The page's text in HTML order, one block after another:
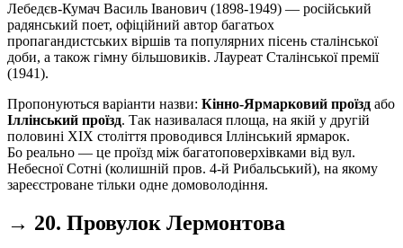
Лебедєв-Кумач Василь Іванович (1898-1949) — російський
радянський поет, офіційний автор багатьох
пропагандистських віршів та популярних пісень сталінської
доби, а також гімну більшовиків. Лауреат Сталінської премії
(1941).
Пропонуються варіанти назви: Кінно-Ярмарковий проїзд або
Іллінський проїзд. Так називалася площа, на якій у другій
половині ХІХ століття проводився Іллінський ярмарок.
Бо реально — це проїзд між багатоповерхівками від вул.
Небесної Сотні (колишній пров. 4-й Рибальський), на якому
зареєстроване тільки одне домоволодіння.
→ 20. Провулок Лермонтова